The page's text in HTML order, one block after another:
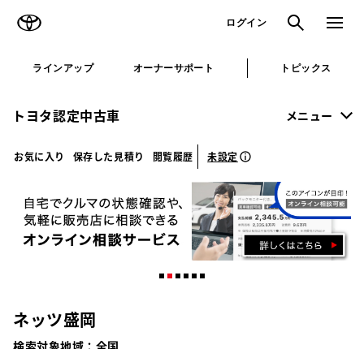
ログイン 検索 メニュ
ラインアップ オーナーサポート トピックス
トヨタ認定中古車 メニュー
お気に入り 保存した見積り 閲覧履歴 未設定
ネッツ盛岡